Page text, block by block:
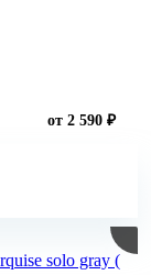
от 2 590 ₽